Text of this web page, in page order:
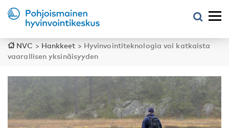
NVC > Hankkeet > Hyvinvointiteknologia voi katkaista
vaarallisen yksinäisyyden